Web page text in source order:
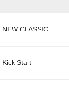
NEW CLASSIC
Kick Start